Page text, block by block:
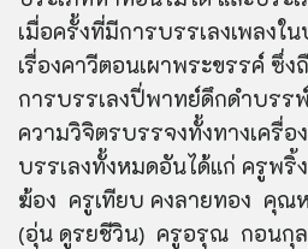
เมื่อครั้งที่มีการบรรเลงเพลง
เรื่องคาวีตอนเผาพระขรรค์ ซึ่
การบรรเลงปี่พาทย์ดึกดำบร
ความวิจิตรบรรจงทั้งทางเครื่
บรรเลงทั้งหมดอันได้แก่ ครูพ
ฆ้อง ครูเทียบ คงลายทอง คุณห
(อุ่น ดูรยชีวิน) ครูอรุณ กอนกุ